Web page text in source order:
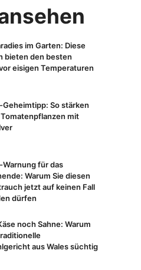
im Garten: Diese
bieten den besten
eisigen Temperaturen
So stärken
mit
für das
Warum Sie diesen
jetzt auf keinen Fall
dürfen
noch Sahne: Warum
aus Wales süchtig